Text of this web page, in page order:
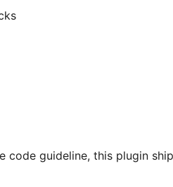
code guideline, this plugin